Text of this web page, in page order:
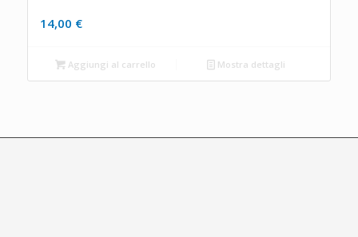
14,00 €
Aggiungi al carrello Mostra dettagli